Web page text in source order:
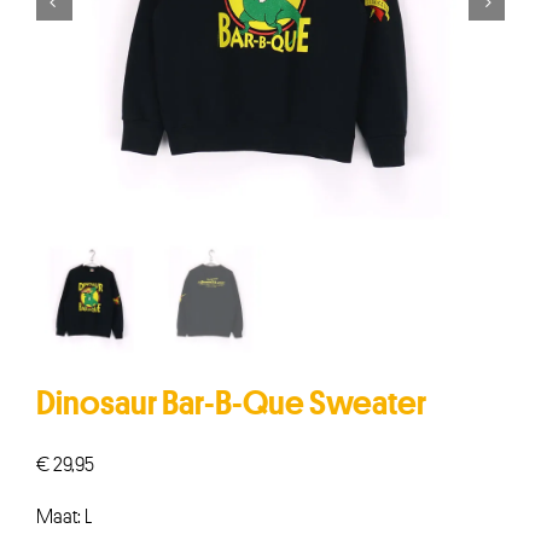
Dinosaur Bar-B-Que Sweater
€29,95
Maat: L